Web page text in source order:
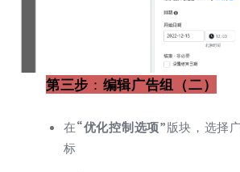
第三步 ： 编辑广告组（二）
在“优化控制选项”版块，选择
标